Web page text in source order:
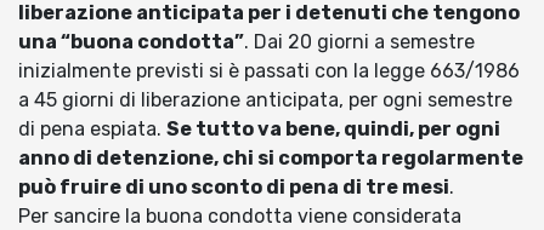
liberazione anticipata per i detenuti che tengono
una “buona condotta”. Dai 20 giorni a semestre
inizialmente previsti si è passati con la legge 663/1986
a 45 giorni di liberazione anticipata, per ogni semestre
di pena espiata. Se tutto va bene, quindi, per ogni
anno di detenzione, chi si comporta regolarmente
può fruire di uno sconto di pena di tre mesi.
Per sancire la buona condotta viene considerata